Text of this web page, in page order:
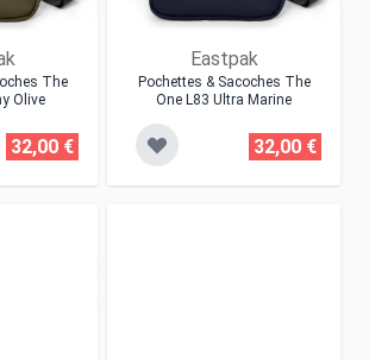
The
Olive
32,00 €
Eastpak
Pochettes & Sacoches The
One L83 Ultra Marine
32,00 €